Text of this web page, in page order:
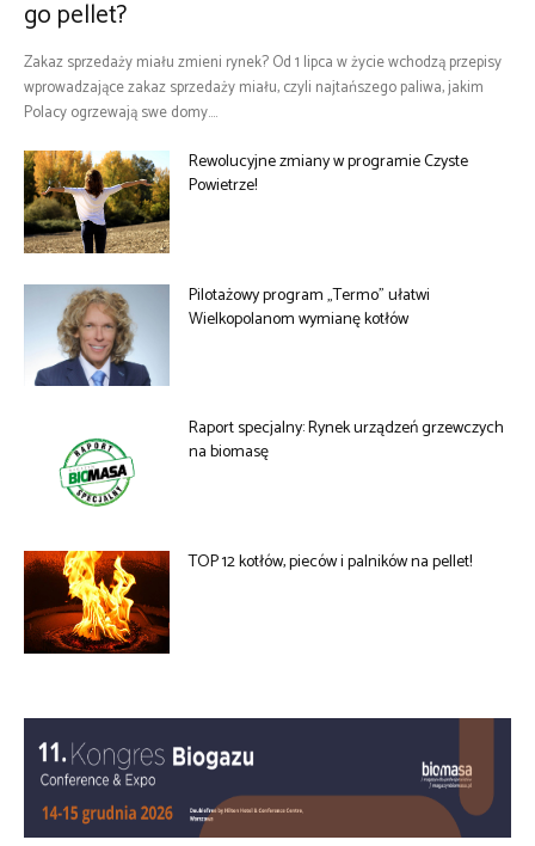
go pellet?
Zakaz sprzedaży miału zmieni rynek? Od 1 lipca w życie wchodzą przepisy
wprowadzające zakaz sprzedaży miału, czyli najtańszego paliwa, jakim
Polacy ogrzewają swe domy....
Rewolucyjne zmiany w programie Czyste
Powietrze!
Pilotażowy program „Termo” ułatwi
Wielkopolanom wymianę kotłów
Raport specjalny: Rynek urządzeń grzewczych
na biomasę
TOP 12 kotłów, pieców i palników na pellet!